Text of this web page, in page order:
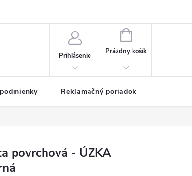
Prihlásenie
NÁKUPNÝ
KOŠÍK
Prázdny košík
Reklamačný poriadok
povrchová - ÚZKA